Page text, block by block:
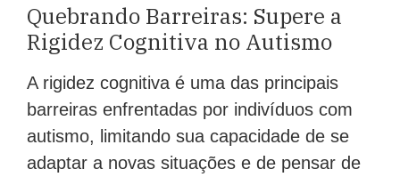
Quebrando Barreiras: Supere a
Rigidez Cognitiva no Autismo
A rigidez cognitiva é uma das principais
barreiras enfrentadas por indivíduos com
autismo, limitando sua capacidade de se
adaptar a novas situações e de pensar de